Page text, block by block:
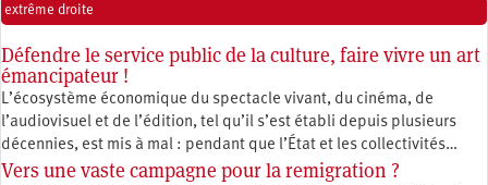
extrême droite
Défendre le service public de la culture, faire vivre un art
émancipateur !
L’écosystème économique du spectacle vivant, du cinéma, de
l’audiovisuel et de l’édition, tel qu’il s’est établi depuis plusieurs
décennies, est mis à mal : pendant que l’État et les collectivités…
Vers une vaste campagne pour la remigration ?